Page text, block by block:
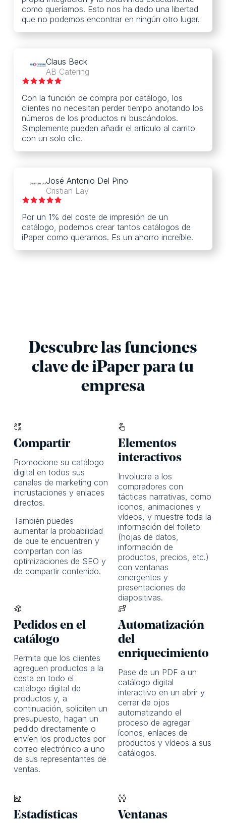
como queríamos. Esto nos ha dado una libertad
que no podemos encontrar en ningún otro lugar.
Claus Beck
AB Catering
Con la función de compra por catálogo, los
clientes no necesitan perder tiempo anotando los
números de los productos ni buscándolos.
Simplemente pueden añadir el artículo al carrito
con un solo clic.
José Antonio Del Pino
Cristian Lay
Por un 1% del coste de impresión de un
catálogo, podemos crear tantos catálogos de
iPaper como queramos. Es un ahorro increíble.
Descubre las funciones
clave de iPaper para tu
empresa
Compartir
Promocione su catálogo
digital en todos sus
canales de marketing con
incrustaciones y enlaces
directos.
También puedes
aumentar la probabilidad
de que te encuentren y
compartan con las
optimizaciones de SEO y
de compartir contenido.
Elementos
interactivos
Involucre a los
compradores con
tácticas narrativas, como
iconos, animaciones y
vídeos, y muestre toda la
información del folleto
(hojas de datos,
información de
productos, precios, etc.)
con ventanas
emergentes y
presentaciones de
diapositivas.
Pedidos en el
catálogo
Permita que los clientes
agreguen productos a la
cesta en todo el
catálogo digital de
productos y, a
continuación, soliciten un
presupuesto, hagan un
pedido directamente o
envíen los productos por
correo electrónico a uno
de sus representantes de
ventas.
Automatización
del
enriquecimiento
Pase de un PDF a un
catálogo digital
interactivo en un abrir y
cerrar de ojos
automatizando el
proceso de agregar
íconos, enlaces de
productos y vídeos a sus
catálogos.
Estadísticas
Ventanas